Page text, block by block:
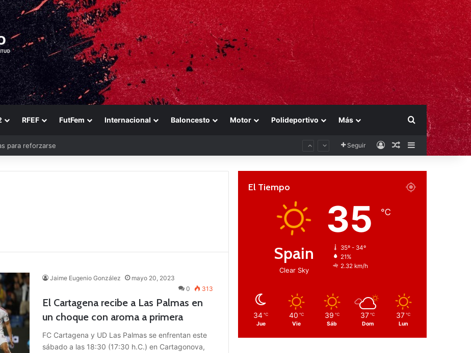
RFEF FutFem Internacional Baloncesto Motor Polideportivo Más Buscar por
para reforzarse Seguir AccesoPublicación al
Barra lateral
Jaime Eugenio González
mayo 20, 2023
0
313
El Cartagena recibe a Las Palmas en
un choque con aroma a primera
FC Cartagena y UD Las Palmas se enfrentan este
sábado a las 18:30 (17:30 h.C.) en Cartagonova,
El Tiempo
Spain
Clear Sky
35 ℃
35º - 34º
21%
2.32 km/h
34 ℃
Jue
40 ℃
Vie
39 ℃
Sáb
37 ℃
Dom
37 ℃
Lun